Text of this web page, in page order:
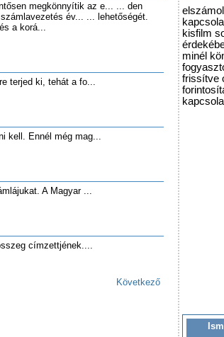
megkönnyítik az e... ... den
év... ... lehetőségét.
a korá...
terjed ki, tehát a fo...
kell. Ennél még mag...
A Magyar ...
címzettjének....
Következő
kisfilm
minél
frissítve